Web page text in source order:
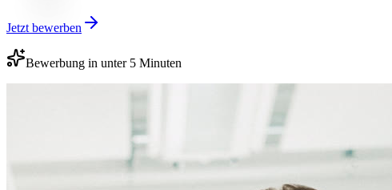
Jetzt bewerben
Bewerbung in unter 5 Minuten